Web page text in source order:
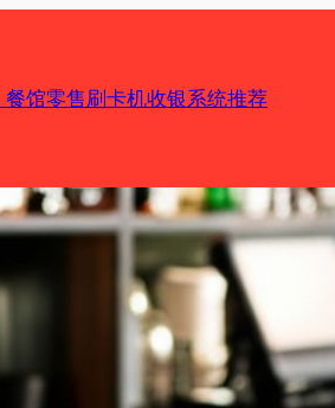
馆零售刷卡机收银系统推荐